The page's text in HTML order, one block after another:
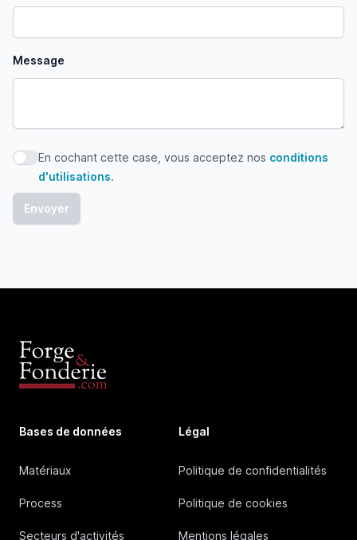
Message
En cochant cette case, vous acceptez nos conditions
En cochant cette case, vous acceptez nos conditions
d'utilisations.
Bases de données
Matériaux
Process
Secteurs d'activités
Légal
Politique de confidentialités
Politique de cookies
Mentions légales